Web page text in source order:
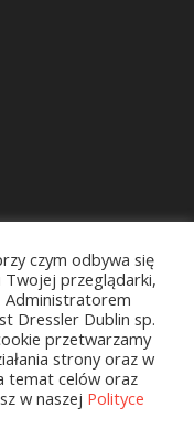
czym odbywa się
Twojej przeglądarki,
Administratorem
Dressler Dublin sp.
przetwarzamy
strony oraz w
temat celów oraz
w naszej Polityce